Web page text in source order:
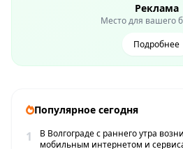
Реклама
Место для вашего
Подробнее
Популярное сегодня
1
В Волгограде с раннего утра
мобильным интернетом и